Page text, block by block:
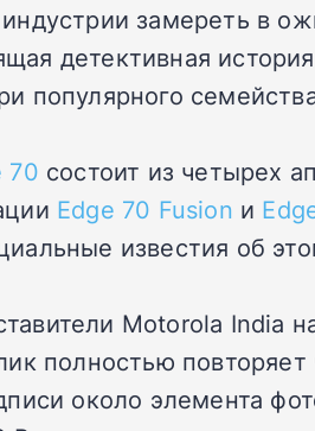
замереть в
детективная
популярного
70 состоит из четырех
Edge 70 Fusion и
известия об
Motorola India
полностью
около элемента